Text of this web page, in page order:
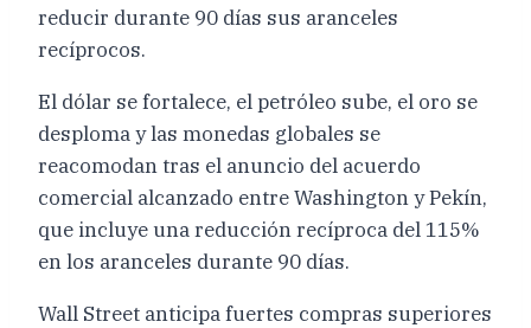
reducir durante 90 días sus aranceles
recíprocos.
El dólar se fortalece, el petróleo sube, el oro se
desploma y las monedas globales se
reacomodan tras el anuncio del acuerdo
comercial alcanzado entre Washington y Pekín,
que incluye una reducción recíproca del 115%
en los aranceles durante 90 días.
Wall Street anticipa fuertes compras superiores